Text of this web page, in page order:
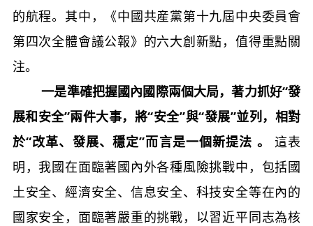
的航程。其中，《中國共産黨第十九屆中央委員會
第四次全體會議公報》的六大創新點，值得重點關
注。
一是準確把握國內國際兩個大局，著力抓好“發
展和安全”兩件大事，將“安全”與“發展”並列，相對
於“改革、發展、穩定”而言是一個新提法 。
這表
明，我國在面臨著國內外各種風險挑戰中，包括國
土安全、經濟安全、信息安全、科技安全等在內的
國家安全，面臨著嚴重的挑戰，以習近平同志為核